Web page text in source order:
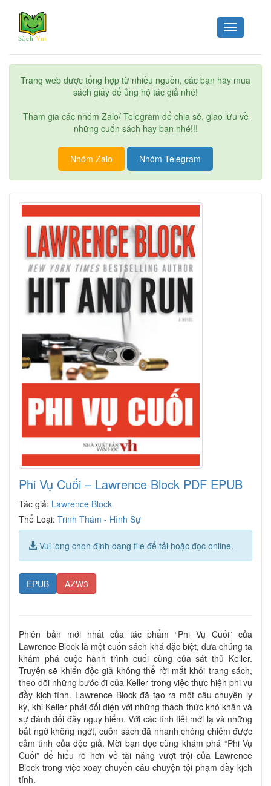
Toggle
navigation
Trang web được tổng hợp từ nhiều nguồn, các bạn hãy mua
sách giấy để ủng hộ tác giả nhé!
Tham gia các nhóm Zalo/ Telegram để chia sẻ, giao lưu về
những cuốn sách hay bạn nhé!!!
Nhóm Zalo Nhóm Telegram
Phi Vụ Cuối – Lawrence Block PDF EPUB
Tác giả: Lawrence Block
Thể Loại: Trinh Thám - Hình Sự
Vui lòng chọn định dạng file để tải hoặc đọc online.
EPUB AZW3
Phiên bản mới nhất của tác phẩm “Phi Vụ Cuối” của
Lawrence Block là một cuốn sách khá đặc biệt, đưa chúng ta
khám phá cuộc hành trình cuối cùng của sát thủ Keller.
Truyện sẽ khiến độc giả không thể rời mắt khỏi trang sách,
theo dõi những bước đi của Keller trong việc thực hiện phi vụ
đầy kịch tính. Lawrence Block đã tạo ra một câu chuyện ly
kỳ, khi Keller phải đối diện với những thách thức khó khăn và
sự đánh đổi đầy nguy hiểm. Với các tình tiết mới lạ và những
bất ngờ không ngớt, cuốn sách đã nhanh chóng chiếm được
cảm tình của độc giả. Mời bạn đọc cùng khám phá “Phi Vụ
Cuối” để hiểu rõ hơn về tài năng vượt trội của Lawrence
Block trong việc xoay chuyển câu chuyện tội phạm đầy kịch
tính.